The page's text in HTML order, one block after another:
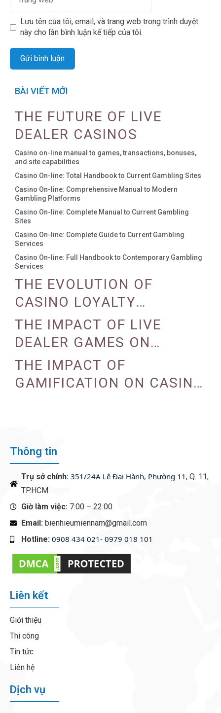
Lưu tên của tôi, email, và trang web trong trình duyệt
này cho lần bình luận kế tiếp của tôi.
BÀI VIẾT MỚI
THE FUTURE OF LIVE
DEALER CASINOS
Casino on-line manual to games, transactions, bonuses,
and site capabilities
Casino On-line: Total Handbook to Current Gambling Sites
Casino On-line: Comprehensive Manual to Modern
Gambling Platforms
Casino On-line: Complete Manual to Current Gambling
Sites
Casino On-line: Complete Guide to Current Gambling
Services
Casino On-line: Full Handbook to Contemporary Gambling
Services
THE EVOLUTION OF
CASINO LOYALTY
PROGRAMS
THE IMPACT OF LIVE
DEALER GAMES ON
CASINO EXPERIENCE
THE IMPACT OF
GAMIFICATION ON CASINO
Thông tin
Trụ sở chính: 351/24A Lê Đại Hành, Phường 11, Q. 11,
TP.HCM
Giờ làm việc: 7:00 – 22:00
Email: bienhieumiennam@gmail.com
Hotline: 0908 434 021- 0979 018 101
Liên kết
Giới thiệu
Thi công
Tin tức
Liên hệ
Dịch vụ